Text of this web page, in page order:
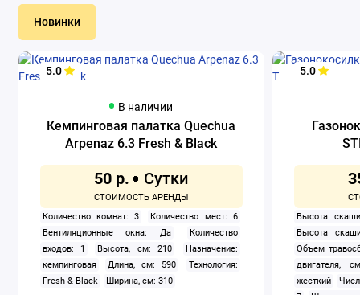
Новинки
5.0
В наличии
Кемпинговая палатка Quechua
Arpenaz 6.3 Fresh & Black
50 р.
Количество комнат: 3
Количество мест: 6
Вентиляционные окна: Да
Количество
входов: 1
Высота, см: 210
Назначение:
кемпинговая
Длина, см: 590
Технология:
Fresh & Black
Ширина, см: 310
5.0
Высота
Высота
Объем
двигателя,
жесткий